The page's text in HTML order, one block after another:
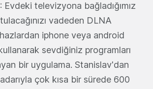
: Evdeki televizyona bağladığımız
vadeden DLNA
iphone veya android
sevdiğiniz programları
bir uygulama. Stanislav'dan
çok kısa bir sürede 600